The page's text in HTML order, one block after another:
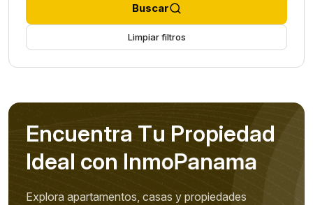
Buscar
Limpiar filtros
Encuentra Tu Propiedad
Ideal con InmoPanama
Explora apartamentos, casas y propiedades